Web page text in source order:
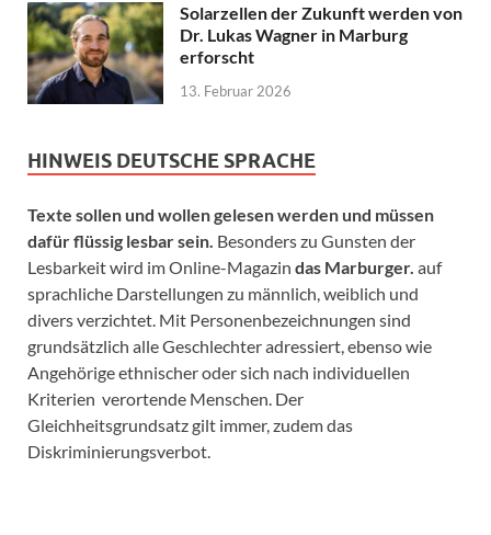
Solarzellen der Zukunft werden von
Dr. Lukas Wagner in Marburg
erforscht
13. Februar 2026
HINWEIS DEUTSCHE SPRACHE
Texte sollen und wollen gelesen werden und müssen
dafür flüssig lesbar sein. Besonders zu Gunsten der
Lesbarkeit wird im Online-Magazin das Marburger. auf
sprachliche Darstellungen zu männlich, weiblich und
divers verzichtet. Mit Personenbezeichnungen sind
grundsätzlich alle Geschlechter adressiert, ebenso wie
Angehörige ethnischer oder sich nach individuellen
Kriterien verortende Menschen. Der
Gleichheitsgrundsatz gilt immer, zudem das
Diskriminierungsverbot.